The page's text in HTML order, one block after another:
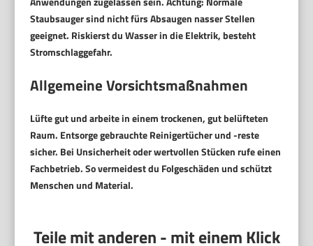
Staubsauger sind nicht fürs Absaugen nasser Stellen
geeignet. Riskierst du Wasser in die Elektrik, besteht
Stromschlaggefahr.
Allgemeine Vorsichtsmaßnahmen
Lüfte gut und arbeite in einem trockenen, gut belüfteten
Raum. Entsorge gebrauchte Reinigertücher und -reste
sicher. Bei Unsicherheit oder wertvollen Stücken rufe einen
Fachbetrieb. So vermeidest du Folgeschäden und schützt
Menschen und Material.